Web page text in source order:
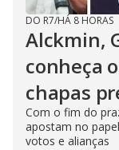
DO R7/HÁ 8 HORAS
Alckmin,
conheça
chapas
Com o fim do
apostam no
votos e alianças